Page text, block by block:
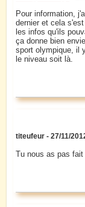
Pour information,
dernier et cela
les infos qu'ils
ça donne bien
sport olympique, il
le niveau soit là.
titeufeur - 27/11/
Tu nous as pas fait